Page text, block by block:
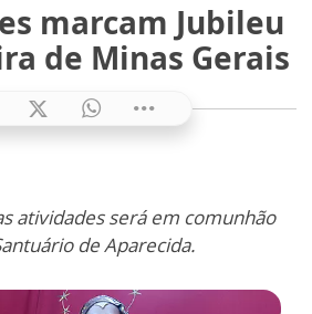
marcam Jubileu
de Minas Gerais
atividades será em comunhão
de Aparecida.